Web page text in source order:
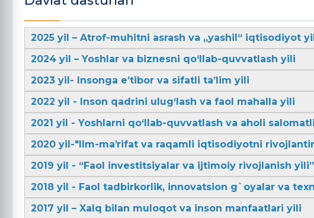
2025 yil – Atrof-muhitni asrash va „yashil“ iqtisodiyot
2024 yil – Yoshlar va biznesni qo‘llab-quvvatlash yili
2023 yil- Insonga e’tibor va sifatli ta’lim yili
2022 yil - Inson qadrini ulug‘lash va faol mahalla yili
2021 yil - Yoshlarni qo‘llab-quvvatlash va aholi
2020 yil-"Ilm-maʼrifat va raqamli iqtisodiyotni
2019 yil - “Faol investitsiyalar va ijtimoiy rivojlanish yili”
2018 yil - Faol tadbirkorlik, innovatsion g`oyalar va
2017 yil – Xalq bilan muloqot va inson manfaatlari yili